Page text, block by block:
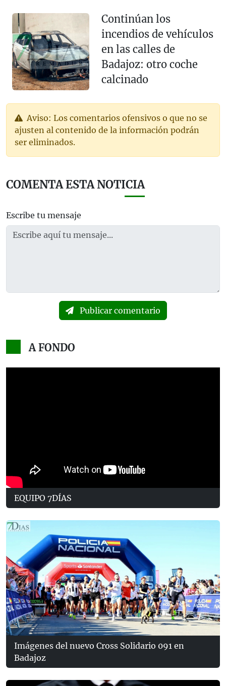
Continúan los
incendios de vehículos
en las calles de
Badajoz: otro coche
calcinado
Aviso: Los comentarios ofensivos o que no se
ajusten al contenido de la información podrán
ser eliminados.
COMENTA ESTA NOTICIA
Escribe tu mensaje
Publicar comentario
A FONDO
EQUIPO 7DÍAS
Imágenes del nuevo Cross Solidario 091 en
Badajoz